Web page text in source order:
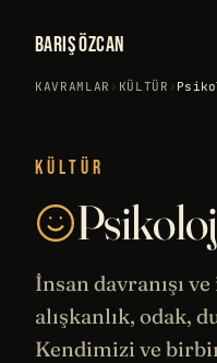
BARIŞ ÖZCAN
KAVRAMLAR › KÜLTÜR ›
KÜLTÜR
İnsan davranışı
alışkanlık, odak,
Kendimizi ve